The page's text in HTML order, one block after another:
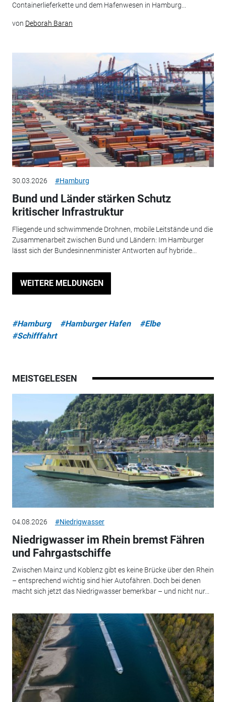
Containerlieferkette und dem Hafenwesen in Hamburg...
von Deborah Baran
30.03.2026 #Hamburg
Bund und Länder stärken Schutz
kritischer Infrastruktur
Fliegende und schwimmende Drohnen, mobile Leitstände und die
Zusammenarbeit zwischen Bund und Ländern: Im Hamburger
lässt sich der Bundesinnenminister Antworten auf hybride...
WEITERE MELDUNGEN
#Hamburg #Hamburger Hafen
#Elbe
#Schifffahrt
MEISTGELESEN
04.08.2026 #Niedrigwasser
Niedrigwasser im Rhein bremst Fähren
und Fahrgastschiffe
Zwischen Mainz und Koblenz gibt es keine Brücke über den Rhein
– entsprechend wichtig sind hier Autofähren. Doch bei denen
macht sich jetzt das Niedrigwasser bemerkbar – und nicht nur...